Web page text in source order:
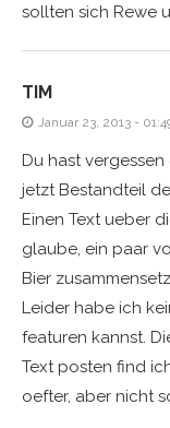
sollten sich Rewe
TIM
Januar 23, 2013 -
Du hast
jetzt Bestandteil
Einen Text ueber
glaube, ein paar
Bier
Leider habe ich
featuren kannst.
Text posten find
oefter, aber nicht